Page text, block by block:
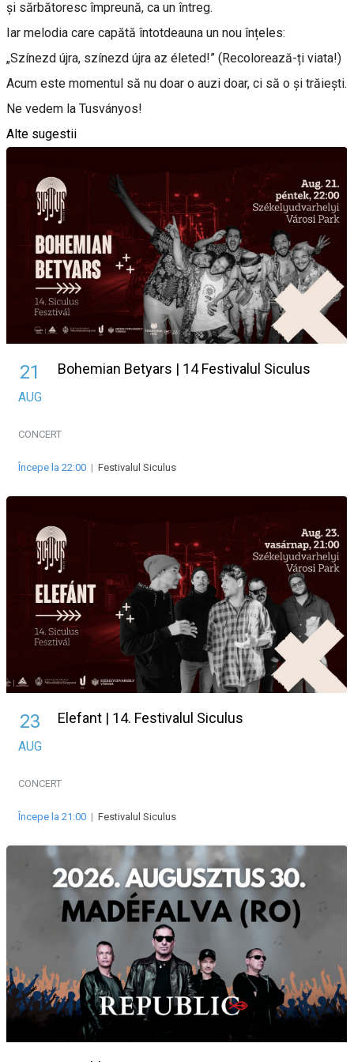
și sărbătoresc împreună, ca un întreg.
Iar melodia care capătă întotdeauna un nou înțeles:
„Színezd újra, színezd újra az életed!” (Recolorează-ți viata!)
Acum este momentul să nu doar o auzi doar, ci să o și trăiești.
Ne vedem la Tusványos!
Alte sugestii
21
AUG
Bohemian Betyars | 14 Festivalul Siculus
CONCERT
Începe la 22:00 | Festivalul Siculus
23
AUG
Elefant | 14. Festivalul Siculus
CONCERT
Începe la 21:00 | Festivalul Siculus